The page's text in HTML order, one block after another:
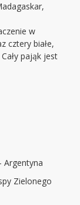
w
cztery białe,
pająk jest
Argentyna
Zielonego